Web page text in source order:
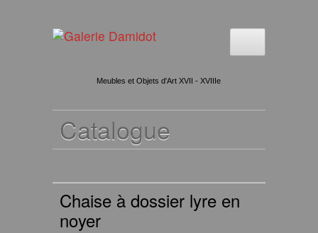
Meubles et Objets d'Art XVII - XVIIIe
Catalogue
Chaise à dossier lyre en
noyer